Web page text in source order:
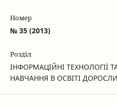
Номер
№ 35 (2013)
Розділ
ІНФОРМАЦІЙНІ ТЕХНОЛОГІЇ
НАВЧАННЯ В ОСВІТІ